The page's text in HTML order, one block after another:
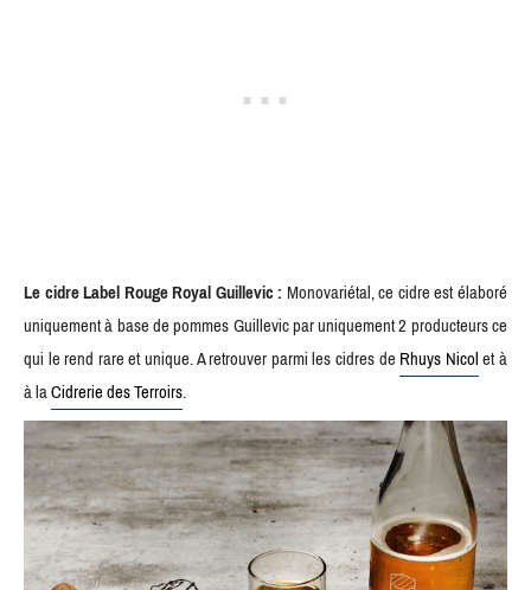
Le cidre Label Rouge Royal Guillevic : Monovariétal, ce cidre est élaboré
uniquement à base de pommes Guillevic par uniquement 2 producteurs ce
qui le rend rare et unique. A retrouver parmi les cidres deRhuys Nicolet à
à laCidrerie des Terroirs.